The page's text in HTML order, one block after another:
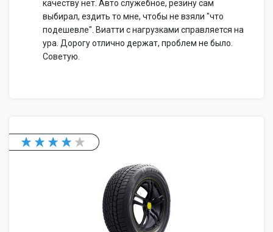
качеству нет. Авто служебное, резину сам
выбирал, ездить то мне, чтобы не взяли "что
подешевле". Виатти с нагрузками справляется на
ура. Дорогу отлично держат, проблем не было.
Советую.